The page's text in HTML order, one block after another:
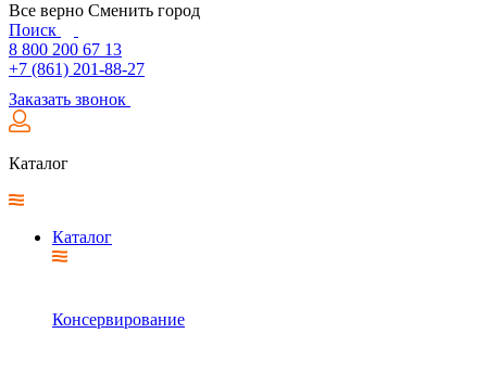
Все верно Сменить город
Поиск
8 800 200 67 13
+7 (861) 201-88-27
Заказать звонок
Каталог
Каталог
Консервирование